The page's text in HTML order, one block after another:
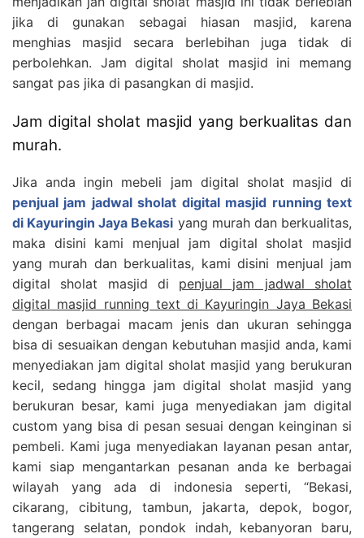
jika di gunakan sebagai hiasan masjid, karena
menghias masjid secara berlebihan juga tidak di
perbolehkan. Jam digital sholat masjid ini memang
sangat pas jika di pasangkan di masjid.
Jam digital sholat masjid yang berkualitas dan
murah.
Jika anda ingin mebeli jam digital sholat masjid di
penjual jam jadwal sholat digital masjid running text
di Kayuringin Jaya Bekasi yang murah dan berkualitas,
maka disini kami menjual jam digital sholat masjid
yang murah dan berkualitas, kami disini menjual jam
digital sholat masjid di penjual jam jadwal sholat
digital masjid running text di Kayuringin Jaya Bekasi
dengan berbagai macam jenis dan ukuran sehingga
bisa di sesuaikan dengan kebutuhan masjid anda, kami
menyediakan jam digital sholat masjid yang berukuran
kecil, sedang hingga jam digital sholat masjid yang
berukuran besar, kami juga menyediakan jam digital
custom yang bisa di pesan sesuai dengan keinginan si
pembeli. Kami juga menyediakan layanan pesan antar,
kami siap mengantarkan pesanan anda ke berbagai
wilayah yang ada di indonesia seperti, “Bekasi,
cikarang, cibitung, tambun, jakarta, depok, bogor,
tangerang selatan, pondok indah, kebanyoran baru,